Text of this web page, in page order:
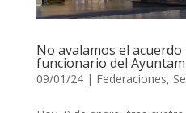
No avalamos el
funcionario del
09/01/24| Federaciones,